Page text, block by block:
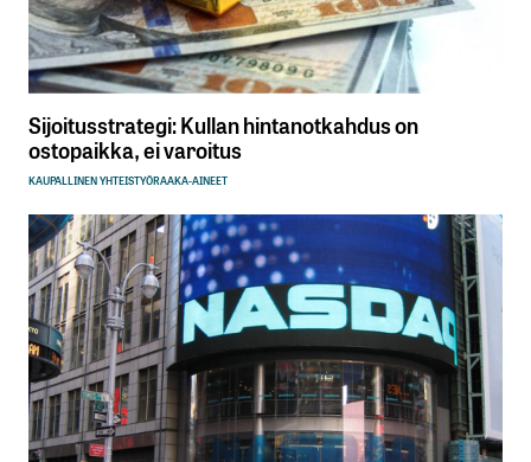
Sijoitusstrategi: Kullan hintanotkahdus on
ostopaikka, ei varoitus
KAUPALLINEN YHTEISTYÖRAAKA-AINEET